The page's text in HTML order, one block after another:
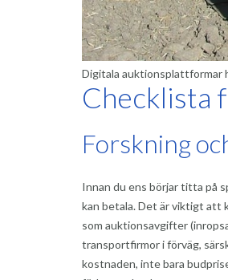
Digitala auktionsplattformar
Checklista
Forskning
Innan du ens börjar titta på
kan betala. Det är viktigt att
som auktionsavgifter
transportfirmor i förväg,
kostnaden, inte bara